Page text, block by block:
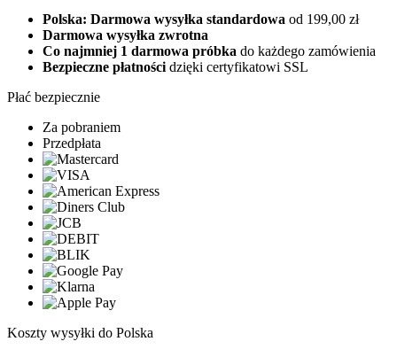
Polska: Darmowa wysyłka standardowa od 199,00 zł
Darmowa wysyłka zwrotna
Co najmniej 1 darmowa próbka do każdego zamówienia
Bezpieczne płatności dzięki certyfikatowi SSL
Płać bezpiecznie
Za pobraniem
Przedpłata
Koszty wysyłki do Polska